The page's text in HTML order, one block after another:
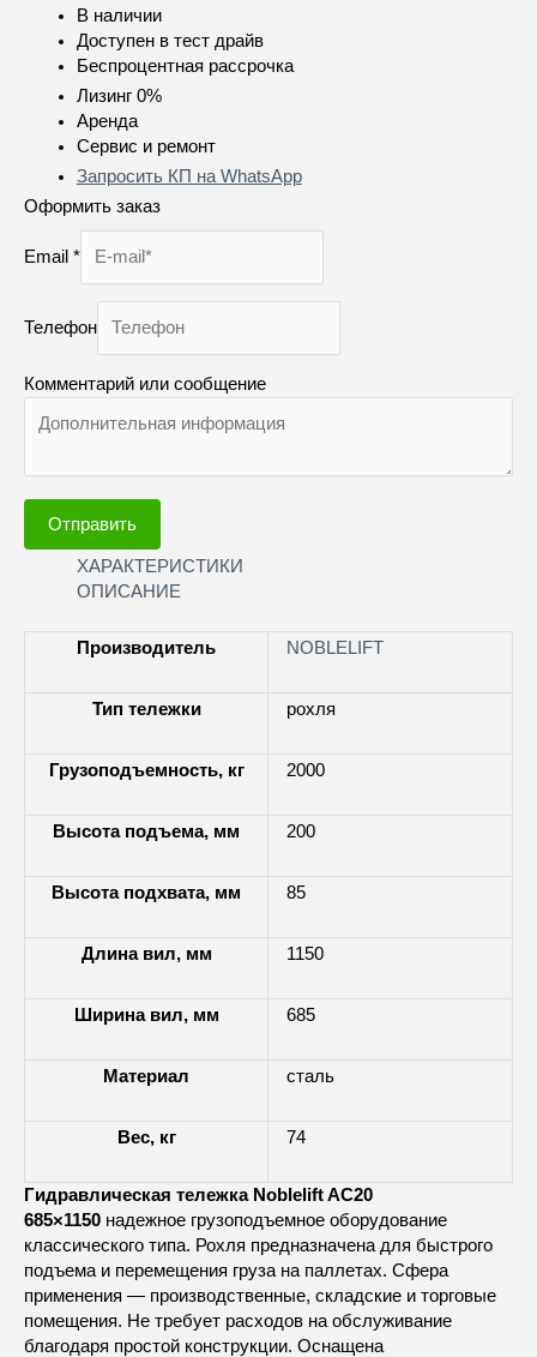
В наличии
Доступен в тест драйв
Беспроцентная рассрочка
Лизинг 0%
Аренда
Сервис и ремонт
Запросить КП на WhatsApp
Оформить заказ
Email *
Телефон
Комментарий или сообщение
Отправить
ХАРАКТЕРИСТИКИ
ОПИСАНИЕ
Производитель NOBLELIFT
Тип тележки рохля
Грузоподъемность, кг 2000
Высота подъема, мм 200
Высота подхвата, мм 85
Длина вил, мм 1150
Ширина вил, мм 685
Материал сталь
Вес, кг 74
Гидравлическая тележка Noblelift AC20
685×1150 надежное грузоподъемное оборудование
классического типа. Рохля предназначена для быстрого
подъема и перемещения груза на паллетах. Сфера
применения — производственные, складские и торговые
помещения. Не требует расходов на обслуживание
благодаря простой конструкции. Оснащена